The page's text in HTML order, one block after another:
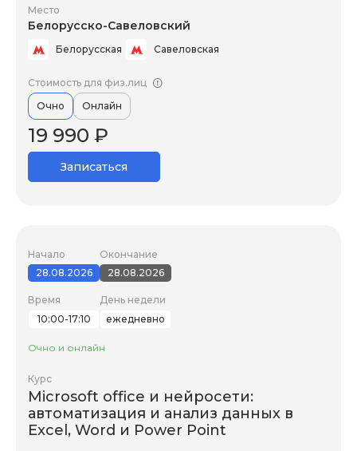
Место
Белорусско-Савеловский
Белорусская Савеловская
Стоимость для физ.лиц
Очно
Онлайн
19 990 ₽
Записаться
Начало
28.08.2026
Окончание
28.08.2026
Время
10:00-17:10
День недели
ежедневно
Очно и онлайн
Курс
Microsoft office и нейросети:
автоматизация и анализ данных в
Excel, Word и Power Point